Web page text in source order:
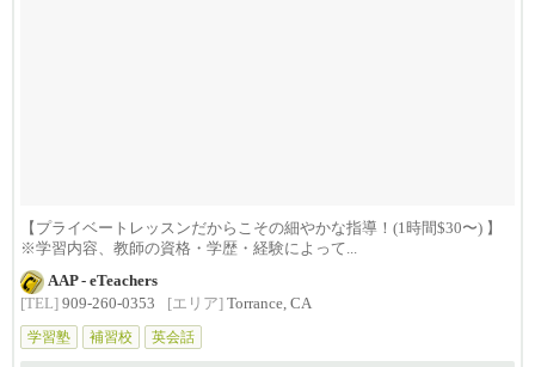
【プライベートレッスンだからこその細やかな指導！(1時間$30〜) 】
※学習内容、教師の資格・学歴・経験によって...
AAP - eTeachers
[TEL] 909-260-0353 [エリア] Torrance, CA
学習塾
補習校 英会話